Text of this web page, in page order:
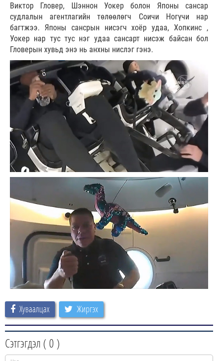
Виктор Гловер, Шэннон Уокер болон Японы сансар
судлалын агентлагийн төлөөлөгч Соичи Ногүчи нар
багтжээ. Японы сансрын нисэгч хоёр удаа, Хопкинс ,
Уокер нар тус тус нэг удаа сансарт нисэж байсан бол
Гловерын хувьд энэ нь анхны нислэг гэнэ.
Хуваалцах Жиргэх
Сэтгэгдэл ( 0 )